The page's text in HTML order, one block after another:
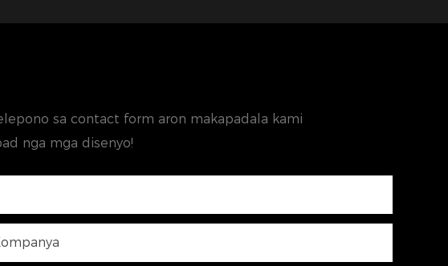
sa contact form aron makapadala kami
nga mga disenyo!